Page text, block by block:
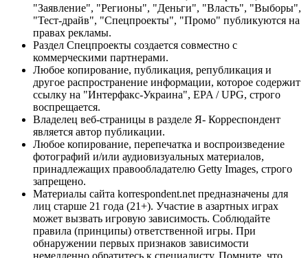
"Заявление", "Регионы", "Деньги", "Власть", "Выборы",
"Тест-драйв", "Спецпроекты", "Промо" публикуются на
правах рекламы.
Раздел Спецпроекты создается совместно с
коммерческими партнерами.
Любое копирование, публикация, републикация и
другое распространение информации, которое содержит
ссылку на "Интерфакс-Украина", EPA / UPG, строго
воспрещается.
Владелец веб-страницы в разделе Я- Корреспондент
является автор публикации.
Любое копирование, перепечатка и воспроизведение
фотографий и/или аудиовизуальных материалов,
принадлежащих правообладателю Getty Images, строго
запрещено.
Материалы сайта korrespondent.net предназначены для
лиц старше 21 года (21+). Участие в азартных играх
может вызвать игровую зависимость. Соблюдайте
правила (принципы) ответственной игры. При
обнаружении первых признаков зависимости